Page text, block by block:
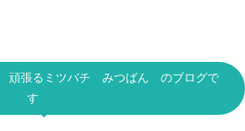
頑張るミツバチ みつばん のブログで
す